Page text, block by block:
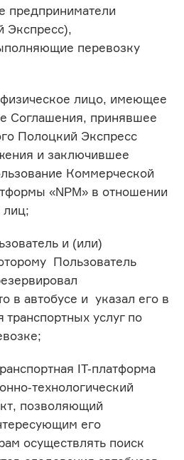
предприниматели
Экспресс),
перевозку
физическое лицо, имеющее
Соглашения, принявшее
Полоцкий Экспресс
и заключившее
Коммерческой
«NPM» в отношении
лиц;
и (или)
Пользователь
в автобусе и указал его в
транспортных услуг по
IT-платформа
технологический
позволяющий
его
осуществлять поиск